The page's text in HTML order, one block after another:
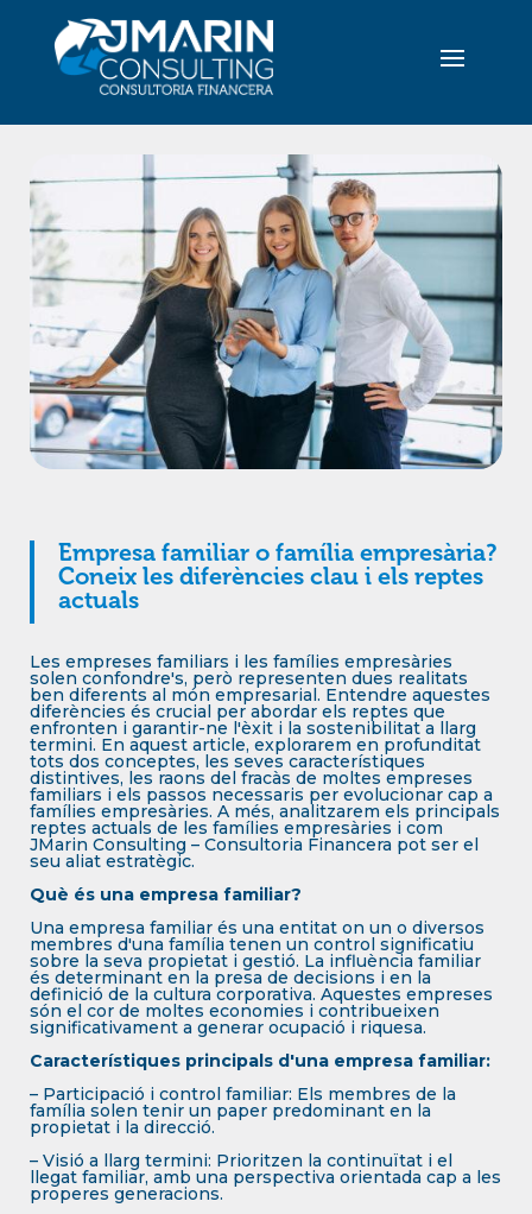
Empresa familiar o família empresària?
Coneix les diferències clau i els reptes
actuals
Les empreses familiars i les famílies empresàries
solen confondre's, però representen dues realitats
ben diferents al món empresarial. Entendre aquestes
diferències és crucial per abordar els reptes que
enfronten i garantir-ne l'èxit i la sostenibilitat a llarg
termini. En aquest article, explorarem en profunditat
tots dos conceptes, les seves característiques
distintives, les raons del fracàs de moltes empreses
familiars i els passos necessaris per evolucionar cap a
famílies empresàries. A més, analitzarem els principals
reptes actuals de les famílies empresàries i com
JMarin Consulting – Consultoria Financera pot ser el
seu aliat estratègic.
Què és una empresa familiar?
Una empresa familiar és una entitat on un o diversos
membres d'una família tenen un control significatiu
sobre la seva propietat i gestió. La influència familiar
és determinant en la presa de decisions i en la
definició de la cultura corporativa. Aquestes empreses
són el cor de moltes economies i contribueixen
significativament a generar ocupació i riquesa.
Característiques principals d'una empresa familiar:
– Participació i control familiar: Els membres de la
família solen tenir un paper predominant en la
propietat i la direcció.
– Visió a llarg termini: Prioritzen la continuïtat i el
llegat familiar, amb una perspectiva orientada cap a les
properes generacions.